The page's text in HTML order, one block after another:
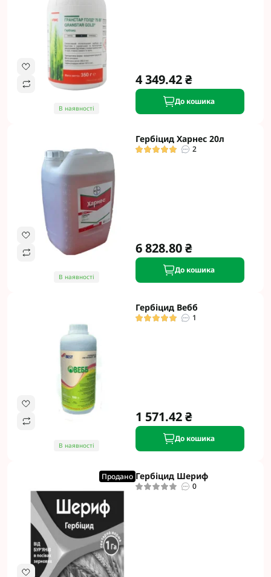
В наявності
4 349.42 ₴
До кошика
В наявності
Гербіцид Харнес 20л
2
6 828.80 ₴
До кошика
В наявності
Гербіцид Вебб
1
1 571.42 ₴
До кошика
Продано Гербіцид Шериф
0